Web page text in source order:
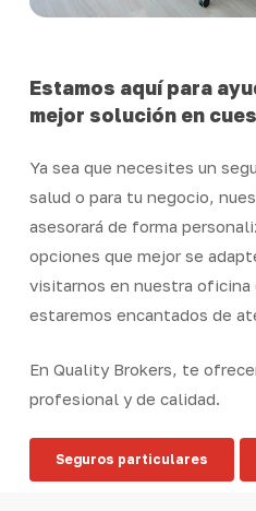
Estamos aquí para
mejor solución en
Ya sea que necesites un
salud o para tu negocio,
asesorará de forma
opciones que mejor se
visitarnos en nuestra
estaremos encantados de
En Quality Brokers, te
profesional y de calidad.
Seguros particulares